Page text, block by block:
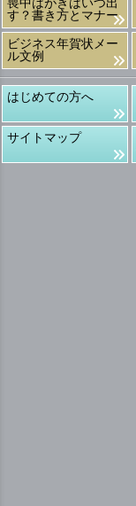
す？書き方とマナー
ビジネス年賀状メー
ル文例
はじめての方へ
サイトマップ